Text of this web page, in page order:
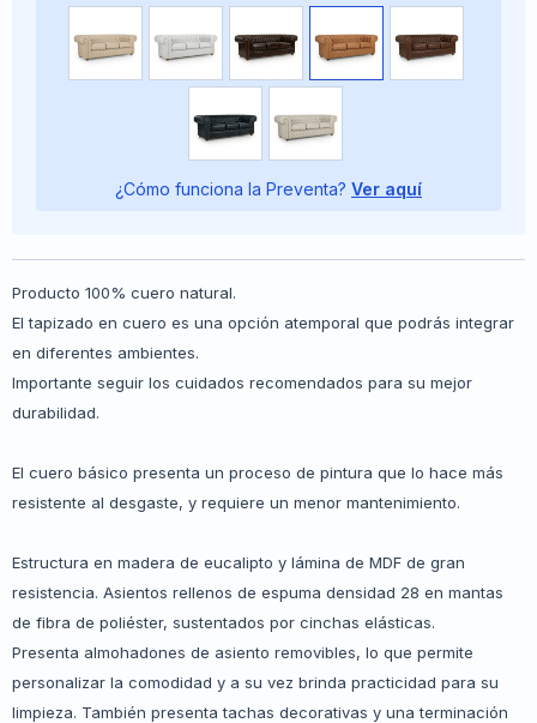
¿Cómo funciona la Preventa? Ver aquí
Producto 100% cuero natural.
El tapizado en cuero es una opción atemporal que podrás integrar
en diferentes ambientes.
Importante seguir los cuidados recomendados para su mejor
durabilidad.
El cuero básico presenta un proceso de pintura que lo hace más
resistente al desgaste, y requiere un menor mantenimiento.
Estructura en madera de eucalipto y lámina de MDF de gran
resistencia. Asientos rellenos de espuma densidad 28 en mantas
de fibra de poliéster, sustentados por cinchas elásticas.
Presenta almohadones de asiento removibles, lo que permite
personalizar la comodidad y a su vez brinda practicidad para su
limpieza. También presenta tachas decorativas y una terminación